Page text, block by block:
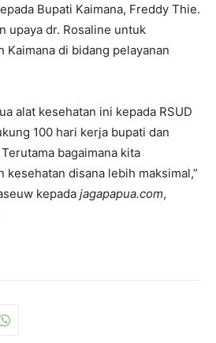
Bupati Kaimana, Freddy Thie.
upaya dr. Rosaline untuk
Kaimana di bidang pelayanan
alat kesehatan ini kepada RSUD
100 hari kerja bupati dan
bagaimana kita
kesehatan disana lebih maksimal,”
kepada jagapapua.com,